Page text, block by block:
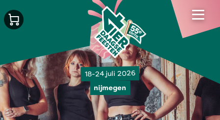
18-24 juli 2026
nijmegen